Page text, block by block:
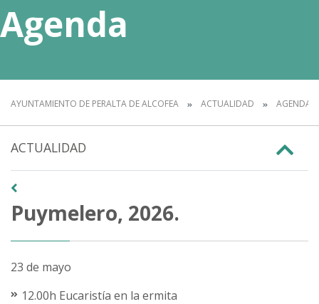
Agenda
AYUNTAMIENTO DE PERALTA DE ALCOFEA ACTUALIDAD AGENDA
ACTUALIDAD
Puymelero, 2026.
23 de mayo
12.00h Eucaristía en la ermita